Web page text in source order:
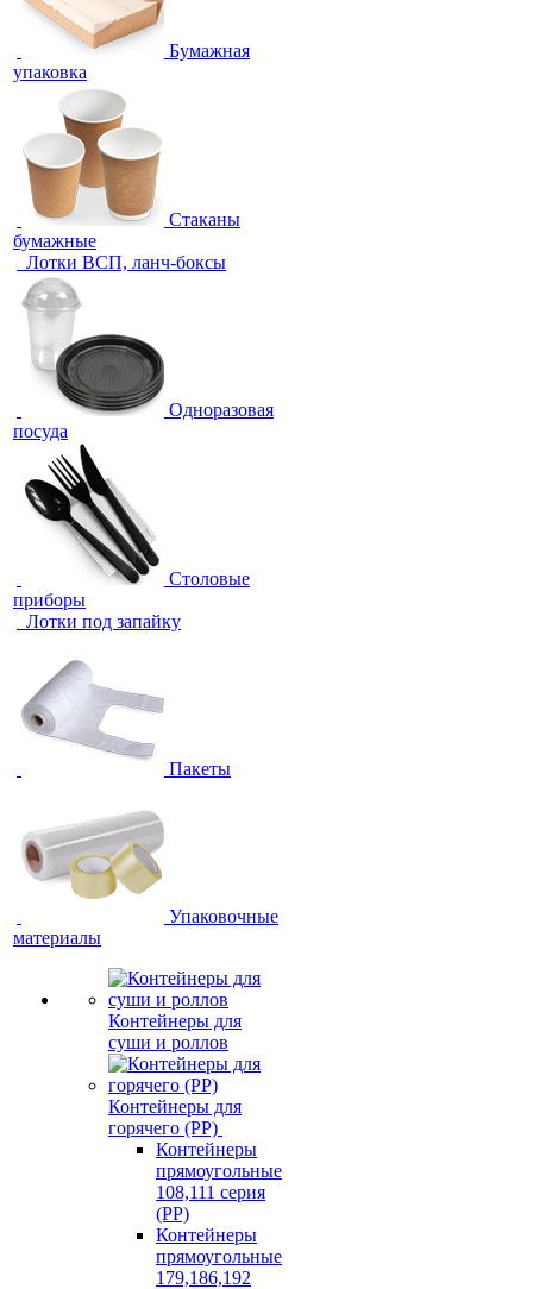
Бумажная
упаковка
Стаканы
бумажные
Лотки ВСП, ланч-боксы
Одноразовая
посуда
Столовые
приборы
Лотки под запайку
Пакеты
Упаковочные
материалы
Контейнеры для
суши и роллов
Контейнеры для
горячего (PP)
Контейнеры
прямоугольные
108,111 серия
(PP)
Контейнеры
прямоугольные
179,186,192